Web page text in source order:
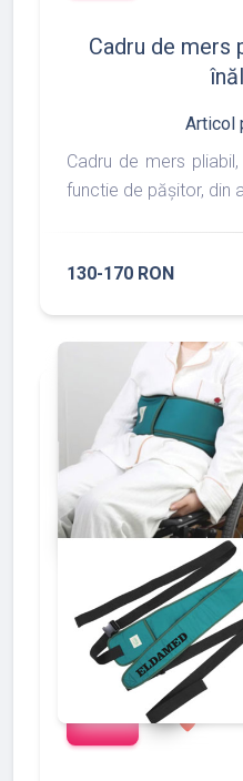
Cadru de mers
Articol
Cadru de mers
functie de pășitor, din
130-170 RON
favorite